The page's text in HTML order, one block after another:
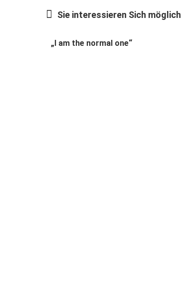
Sie interessieren Sich
„I am the normal one“